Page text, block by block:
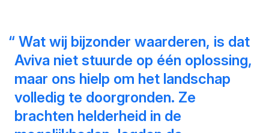
Wat wij bijzonder waarderen, is dat
Aviva niet stuurde op één oplossing,
maar ons hielp om het landschap
volledig te doorgronden. Ze
brachten helderheid in de